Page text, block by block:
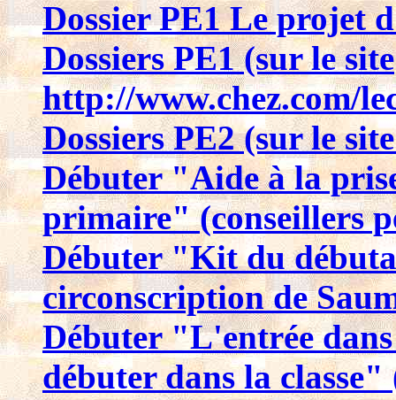
Dossier PE1 Le projet
Dossiers PE1 (sur le site
http://www.chez.com/
Dossiers PE2 (sur le
Débuter "Aide à la
primaire" (conseillers
Débuter "Kit du
circonscription de
Débuter "L'entrée
débuter dans la